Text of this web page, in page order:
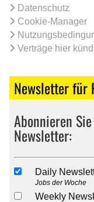
Datenschutz
Cookie-Manager
Verträge hier
Newsletter für
Abonnieren
Newsletter:
Daily
Jobs der Woche
Weekly